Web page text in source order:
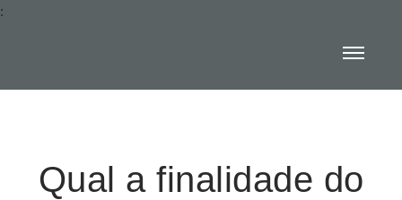
:
Qual a finalidade do